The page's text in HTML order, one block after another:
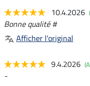
10.4.2026
Bonne qualité #
Afficher l'original
9.4.2026
-